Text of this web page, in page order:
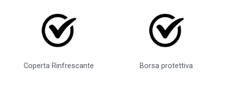
Coperta Rinfrescante Borsa protettiva